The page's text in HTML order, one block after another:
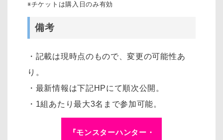
※チケットは購入日のみ有効
備考
・記載は現時点のもので、変更の可能性あ
り。
・最新情報は下記HPにて順次公開。
・1組あたり最大3名まで参加可能。
『モンスターハンター・